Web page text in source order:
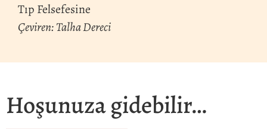
Tıp Felsefesine
Çeviren: Talha Dereci
Hoşunuza gidebilir…